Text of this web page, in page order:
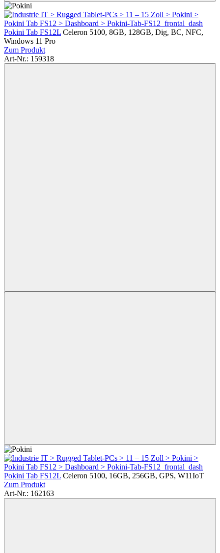
Pokini Tab FS12L Celeron 5100, 8GB, 128GB, Dig, BC, NFC,
Windows 11 Pro
Zum Produkt
Art-Nr.: 159318
Pokini Tab FS12L Celeron 5100, 16GB, 256GB, GPS, W11IoT
Zum Produkt
Art-Nr.: 162163